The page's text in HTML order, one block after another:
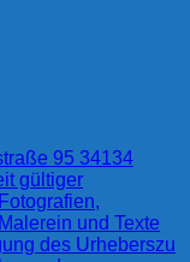
95 34134
gültiger
und Texte
des Urheberszu